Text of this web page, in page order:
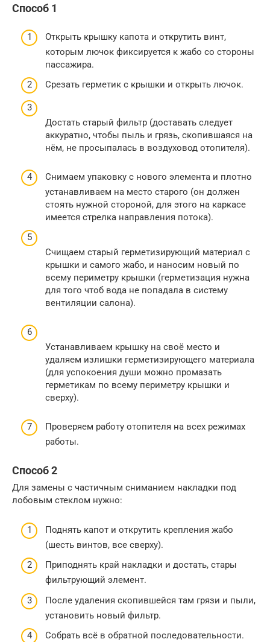
Способ 1
Открыть крышку капота и открутить винт,
которым лючок фиксируется к жабо со стороны
пассажира.
Срезать герметик с крышки и открыть лючок.
Достать старый фильтр (доставать следует
аккуратно, чтобы пыль и грязь, скопившаяся на
нём, не просыпалась в воздуховод отопителя).
Снимаем упаковку с нового элемента и плотно
устанавливаем на место старого (он должен
стоять нужной стороной, для этого на каркасе
имеется стрелка направления потока).
Счищаем старый герметизирующий материал с
крышки и самого жабо, и наносим новый по
всему периметру крышки (герметизация нужна
для того чтоб вода не попадала в систему
вентиляции салона).
Устанавливаем крышку на своё место и
удаляем излишки герметизирующего материала
(для успокоения души можно промазать
герметикам по всему периметру крышки и
сверху).
Проверяем работу отопителя на всех режимах
работы.
Способ 2
Для замены с частичным сниманием накладки под
лобовым стеклом нужно:
Поднять капот и открутить крепления жабо
(шесть винтов, все сверху).
Приподнять край накладки и достать, стары
фильтрующий элемент.
После удаления скопившейся там грязи и пыли,
установить новый фильтр.
Собрать всё в обратной последовательности.